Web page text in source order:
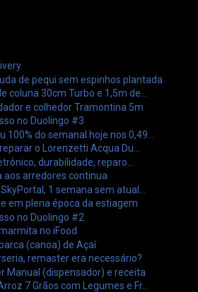
de pequi sem espinhos plantada
coluna 30cm Turbo e 1,5m de...
e colhedor Tramontina 5m
no Duolingo #3
100% do semanal hoje nos 0,49...
o Lorenzetti Acqua Du...
durabilidade, reparo...
aos arredores continua
1 semana sem atual...
em plena época da estiagem
no Duolingo #2
no iFood
(canoa) de Açaí
remaster era necessário?
Manual (dispensador) e receita
7 Grãos com Legumes e Fr...